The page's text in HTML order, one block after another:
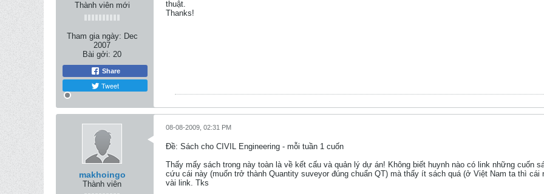
Thành viên mới
Tham gia ngày: Dec
2007
Bài gởi: 20
Share
Tweet
thuật.
Thanks!
makhoingo
Thành viên
08-08-2009, 02:31 PM
Ðề: Sách cho CIVIL Engineering - mỗi tuần 1 cuốn
Thấy mấy sách trong này toàn là về kết cấu và quản lý dự án! Không biết huynh nào có link những cuốn
cứu cái này (muốn trở thành Quantity suveyor đúng chuẩn QT) mà thấy ít sách quá (ở Việt Nam ta thì
vài link. Tks